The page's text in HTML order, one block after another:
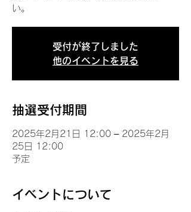
い。
受付が終了しました
他のイベントを見る
抽選受付期間
2025年2月21日 12:00 – 2025年2月
25日 12:00
予定
イベントについて